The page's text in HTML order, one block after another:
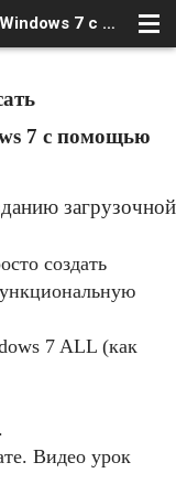
Создание загрузочной флешки Windows 7 с помощью UltraISO
7 с помощью
загрузочной
создать
7 ALL (как
Видео урок